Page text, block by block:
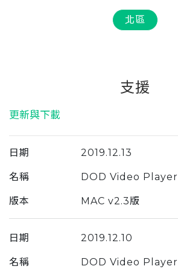
北區
支援
更新與下載
日期
名稱
版本
2019.12.13
DOD Video Player
MAC v2.3版
日期
名稱
2019.12.10
DOD Video Player